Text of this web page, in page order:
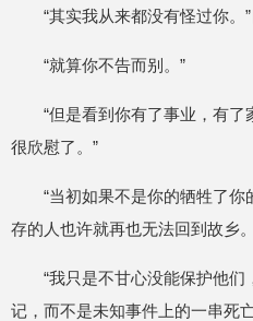
“其实我从来都没有怪过你。”
“就算你不告而别。”
“但是看到你有了事业，有
很欣慰了。”
“当初如果不是你的牺牲了你
存的人也许就再也无法回到故乡
“我只是不甘心没能保护他
记，而不是未知事件上的一串死